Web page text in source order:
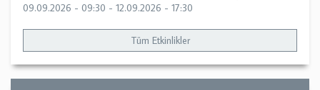
09.09.2026 - 09:30 - 12.09.2026 - 17:30
Tüm Etkinlikler